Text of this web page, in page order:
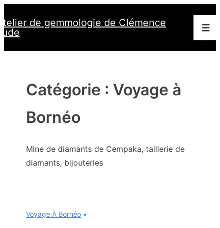
passer
au
contenu
de gemmologie de Clémence
Catégorie : Voyage à
Bornéo
Mine de diamants de Cempaka, taillerie de
diamants, bijouteries
Voyage À Bornéo